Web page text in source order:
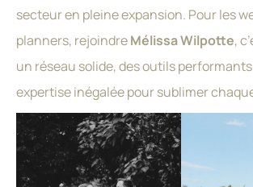
secteur en pleine expansion. Pour les
planners, rejoindreMélissa Wilpotte,
un réseau solide, des outils
expertise inégalée pour sublimer